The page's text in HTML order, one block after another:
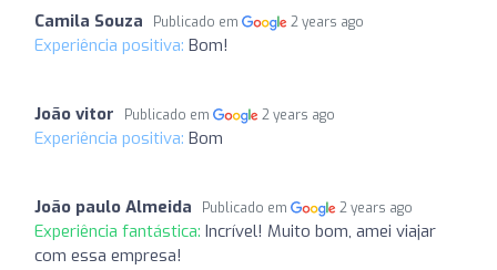
Camila Souza Publicado em 2 years ago
Experiência positiva: Bom!
João vitor Publicado em 2 years ago
Experiência positiva: Bom
João paulo Almeida Publicado em 2 years ago
Experiência fantástica: Incrível! Muito bom, amei viajar
com essa empresa!